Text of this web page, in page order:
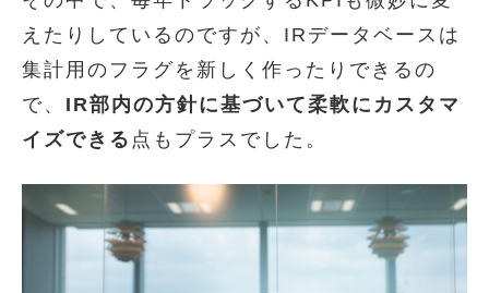
えたりしているのですが、IRデータベースは
集計用のフラグを新しく作ったりできるの
で、 IR部内の方針に基づいて柔軟にカスタマ
イズできる 点もプラスでした。